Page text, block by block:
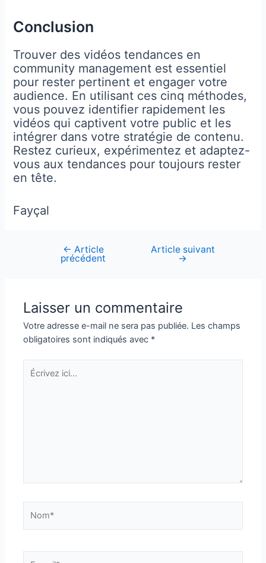
Conclusion
Trouver des vidéos tendances en
community management est essentiel
pour rester pertinent et engager votre
audience. En utilisant ces cinq méthodes,
vous pouvez identifier rapidement les
vidéos qui captivent votre public et les
intégrer dans votre stratégie de contenu.
Restez curieux, expérimentez et adaptez-
vous aux tendances pour toujours rester
en tête.
Fayçal
Navigation
← Article
précédent
Article suivant
→
Laisser un commentaire
Votre adresse e-mail ne sera pas publiée. Les champs
obligatoires sont indiqués avec *
Écrivez
ici…